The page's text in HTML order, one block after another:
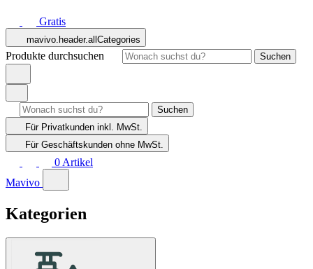
Gratis
mavivo.header.allCategories
Produkte durchsuchen Suchen
Suchen
Für Privatkunden inkl. MwSt.
Für Geschäftskunden ohne MwSt.
0 Artikel
Mavivo
Kategorien